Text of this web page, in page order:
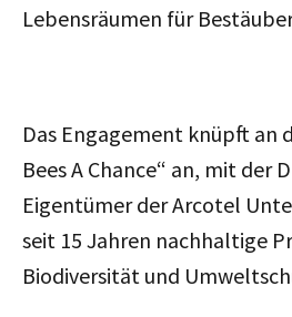
Lebensräumen für
Das Engagement knüpft an
Bees A Chance“ an, mit der
Eigentümer der Arcotel
seit 15 Jahren nachhaltige
Biodiversität und